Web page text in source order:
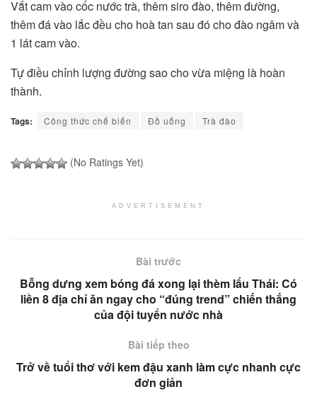
Vắt cam vào cốc nước trà, thêm siro đào, thêm đường,
thêm đá vào lắc đều cho hoà tan sau đó cho đào ngâm và
1 lát cam vào.
Tự điều chỉnh lượng đường sao cho vừa miệng là hoàn
thành.
Tags: Công thức chế biến Đồ uống Trà đào
(No Ratings Yet)
ADVERTISEMENT
Bài trước
Bỗng dưng xem bóng đá xong lại thèm lẩu Thái: Có
liền 8 địa chỉ ăn ngay cho “đúng trend” chiến thắng
của đội tuyển nước nhà
Bài tiếp theo
Trở về tuổi thơ với kem đậu xanh làm cực nhanh cực
đơn giản